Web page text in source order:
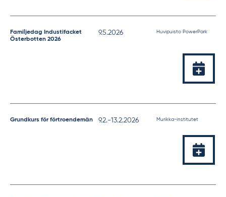
Familjedag Industifacket
Österbotten 2026
Tapahtuman
9.5.2026 Huvipuisto PowerPark
Lisää
Grundkurs för förtroendemän
Tapahtuman
9.2.-​13.2.2026 Murikka-institutet
Lisää